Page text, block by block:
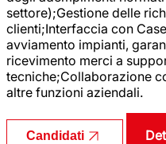
settore);Gestione delle
clienti;Interfaccia con
avviamento impianti,
ricevimento merci a
tecniche;Collaborazione
altre funzioni aziendali.
Candidati